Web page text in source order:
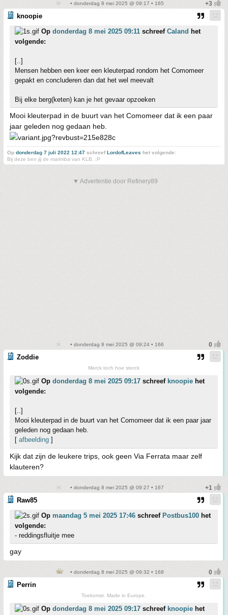
• donderdag 8 mei 2025 @ 09:17 • 165
knoopie
Op donderdag 8 mei 2025 09:11 schreef Caland het
volgende:
[..]
Mensen hebben een keer een kleuterpad rondom het Comomeer
gepakt en concluderen dan dat het wel meevalt
Bij elke berg(keten) kan je het gevaar opzoeken
Mooi kleuterpad in de buurt van het Comomeer dat ik een paar
jaar geleden nog gedaan heb.
Op donderdag 7 juli 2022 12:47 schreefLordofLeaves het volgende:
Bij deze ben jij de marimba van KLB. :P
▼ Advertentie door Refinery89
• donderdag 8 mei 2025 @ 09:24 • 166
Zoddie
Merck toch hoe sterck
Op donderdag 8 mei 2025 09:17 schreef knoopie het
volgende:
[..]
Mooi kleuterpad in de buurt van het Comomeer dat ik een paar jaar
geleden nog gedaan heb.
[ afbeelding ]
Kijk dat zijn de leukere trips, ook geen Via Ferrata maar zelf
klauteren?
• donderdag 8 mei 2025 @ 09:27 • 167
Raw85
Op maandag 5 mei 2025 17:46 schreef Postbus100 het
volgende:
- reddingsfluitje mee
gay
• donderdag 8 mei 2025 @ 09:32 • 168
Perrin
Toekomst. Made in Europe.
Op donderdag 8 mei 2025 09:17 schreef knoopie het